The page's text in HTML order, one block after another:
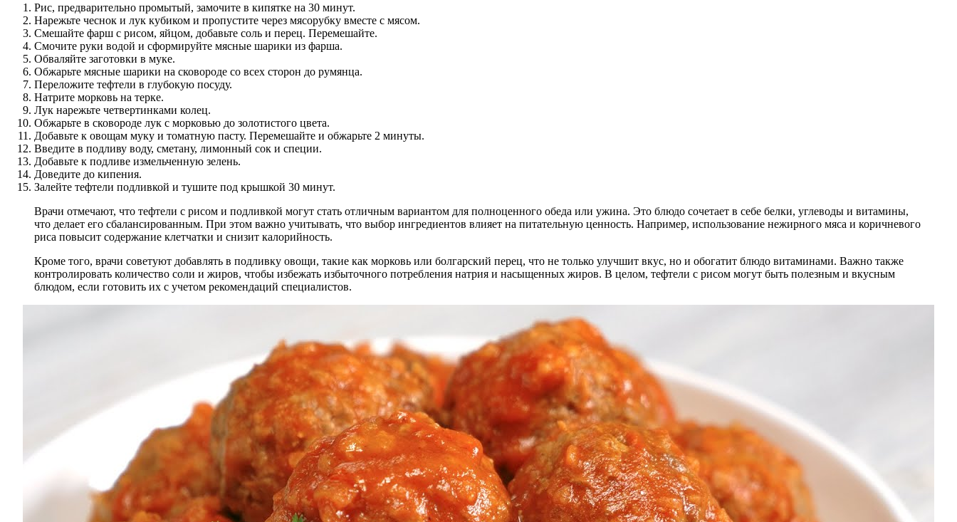
Рис, предварительно промытый, замочите в кипятке на 30 минут.
Нарежьте чеснок и лук кубиком и пропустите через мясорубку вместе с мясом.
Смешайте фарш с рисом, яйцом, добавьте соль и перец. Перемешайте.
Смочите руки водой и сформируйте мясные шарики из фарша.
Обваляйте заготовки в муке.
Обжарьте мясные шарики на сковороде со всех сторон до румянца.
Переложите тефтели в глубокую посуду.
Натрите морковь на терке.
Лук нарежьте четвертинками колец.
Обжарьте в сковороде лук с морковью до золотистого цвета.
Добавьте к овощам муку и томатную пасту. Перемешайте и обжарьте 2 минуты.
Введите в подливу воду, сметану, лимонный сок и специи.
Добавьте к подливе измельченную зелень.
Доведите до кипения.
Залейте тефтели подливкой и тушите под крышкой 30 минут.
Врачи отмечают, что тефтели с рисом и подливкой могут стать отличным вариантом для полноценного обеда или ужина. Это блюдо сочетает в себе белки, углеводы и витамины,
что делает его сбалансированным. При этом важно учитывать, что выбор ингредиентов влияет на питательную ценность. Например, использование нежирного мяса и коричневого
риса повысит содержание клетчатки и снизит калорийность.
Кроме того, врачи советуют добавлять в подливку овощи, такие как морковь или болгарский перец, что не только улучшит вкус, но и обогатит блюдо витаминами. Важно также
контролировать количество соли и жиров, чтобы избежать избыточного потребления натрия и насыщенных жиров. В целом, тефтели с рисом могут быть полезным и вкусным
блюдом, если готовить их с учетом рекомендаций специалистов.